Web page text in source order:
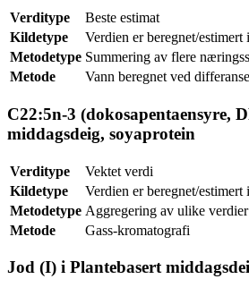
Verditype
Beste estimat
Kildetype
Verdien er beregnet/estimert
Metodetype Summering av flere
Metode
Vann beregnet ved differanse
C22:5n-3 (dokosapentaensyre,
middagsdeig, soyaprotein
Verditype
Vektet verdi
Kildetype
Verdien er beregnet/estimert
Metodetype Aggregering av ulike verdier
Metode
Gass-kromatografi
Jod (I) i Plantebasert